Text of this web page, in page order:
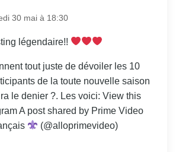
30 mai à 18:30
légendaire!!
tout juste de dévoiler les 10
de la toute nouvelle saison
le denier ?. Les voici: View this
A post shared by Prime Video
(@alloprimevideo)